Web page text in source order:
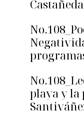
Castañeda
playa y la